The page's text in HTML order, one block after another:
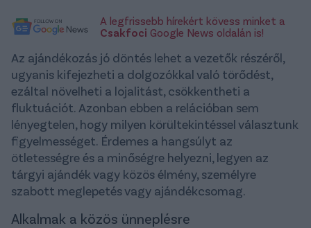
A legfrissebb hírekért kövess minket a
Csakfoci Google News oldalán is!
Az ajándékozás jó döntés lehet a vezetők részéről,
ugyanis kifejezheti a dolgozókkal való törődést,
ezáltal növelheti a lojalitást, csökkentheti a
fluktuációt. Azonban ebben a relációban sem
lényegtelen, hogy milyen körültekintéssel választunk
figyelmességet. Érdemes a hangsúlyt az
ötletességre és a minőségre helyezni, legyen az
tárgyi ajándék vagy közös élmény, személyre
szabott meglepetés vagy ajándékcsomag.
Alkalmak a közös ünneplésre